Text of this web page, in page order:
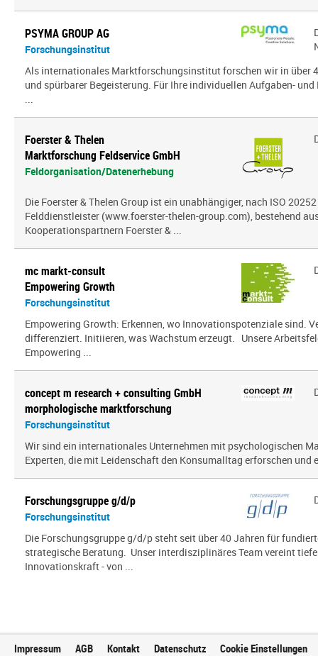
PSYMA GROUP AG
Forschungsinstitut
Als internationales Marktforschungsinstitut forschen wir in über
und spürbarer Begeisterung. Für Ihre individuellen Aufgaben-
...
Foerster & Thelen
Marktforschung Feldservice GmbH
Feldorganisation/Datenerhebung
Die Foerster & Thelen Group ist ein unabhängiger, nach ISO
Felddienstleister (www.foerster-thelen-group.com), bestehend
Kooperationspartnern Foerster & ...
mc markt-consult
Empowering Growth
Forschungsinstitut
Empowering Growth: Erkennen, wo Innovationspotenziale sind.
differenziert. Initiieren, was Wachstum erzeugt. Unsere
Empowering ...
concept m research + consulting GmbH
morphologische marktforschung
Forschungsinstitut
Wir sind ein inter­na­tio­nales Unternehmen mit psy­cho­lo­gi­schen
Experten, die mit Leidenschaft den Konsumalltag erfor­schen und
Forschungsgruppe g/d/p
Forschungsinstitut
Die Forschungsgruppe g/d/p steht seit über 40 Jahren für
strategische Beratung. Unser interdisziplinäres Team vereint
Innovationskraft - von ...
Impressum AGB Kontakt Datenschutz Cookie Einstellungen